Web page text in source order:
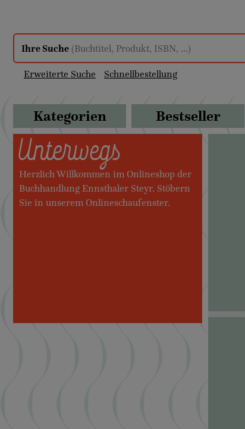
Ihre Suche (Buchtitel, Produkt, ISBN, ...)
Erweiterte Suche Schnellbestellung
Kategorien Bestseller
Unterwegs
Herzlich Willkommen im Onlineshop der
Buchhandlung Ennsthaler Steyr. Stöbern
Sie in unserem Onlineschaufenster.